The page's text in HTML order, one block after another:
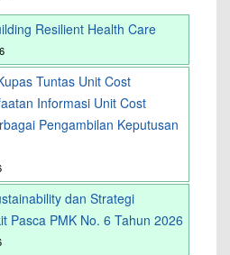
Resilient Health Care
Tuntas Unit Cost
Informasi Unit Cost
Pengambilan Keputusan
dan Strategi
Pasca PMK No. 6 Tahun 2026